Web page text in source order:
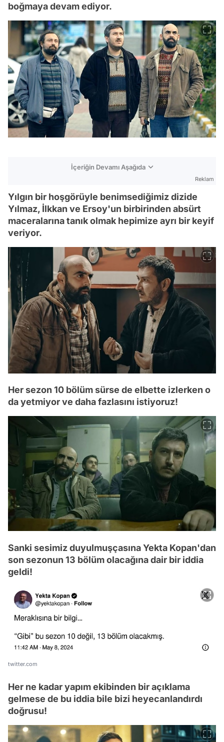
boğmaya devam ediyor.
İçeriğin Devamı Aşağıda
Reklam
Yılgın bir hoşgörüyle benimsediğimiz dizide
Yılmaz, İlkkan ve Ersoy'un birbirinden absürt
maceralarına tanık olmak hepimize ayrı bir keyif
veriyor.
Her sezon 10 bölüm sürse de elbette izlerken o
da yetmiyor ve daha fazlasını istiyoruz!
Sanki sesimiz duyulmuşçasına Yekta Kopan'dan
son sezonun 13 bölüm olacağına dair bir iddia
geldi!
twitter.com
Her ne kadar yapım ekibinden bir açıklama
gelmese de bu iddia bile bizi heyecanlandırdı
doğrusu!